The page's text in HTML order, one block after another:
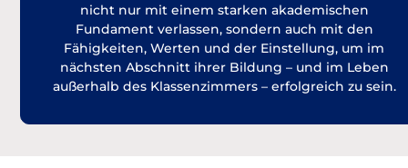
nicht nur mit einem starken akademischen
Fundament verlassen, sondern auch mit den
Fähigkeiten, Werten und der Einstellung, um im
nächsten Abschnitt ihrer Bildung – und im Leben
außerhalb des Klassenzimmers – erfolgreich zu sein.